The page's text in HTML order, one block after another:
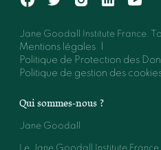
Jane Goodall Institute France.
Mentions légales
Politique de Protection des
Politique de gestion des
Qui sommes-nous ?
Jane Goodall